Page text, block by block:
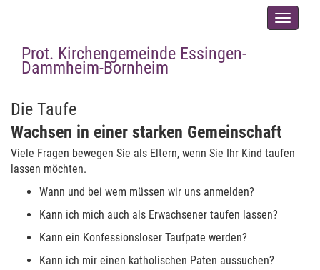
Men�
Prot. Kirchengemeinde Essingen-
Dammheim-Bornheim
Leben entdecken
Die Taufe
Wachsen in einer starken Gemeinschaft
Viele Fragen bewegen Sie als Eltern, wenn Sie Ihr Kind taufen
lassen möchten.
Wann und bei wem müssen wir uns anmelden?
Kann ich mich auch als Erwachsener taufen lassen?
Kann ein Konfessionsloser Taufpate werden?
Kann ich mir einen katholischen Paten aussuchen?